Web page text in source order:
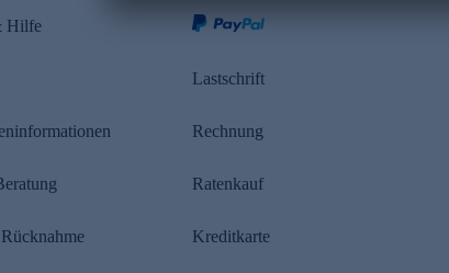
Hilfe
Lastschrift
Rechnung
Ratenkauf
Kreditkarte